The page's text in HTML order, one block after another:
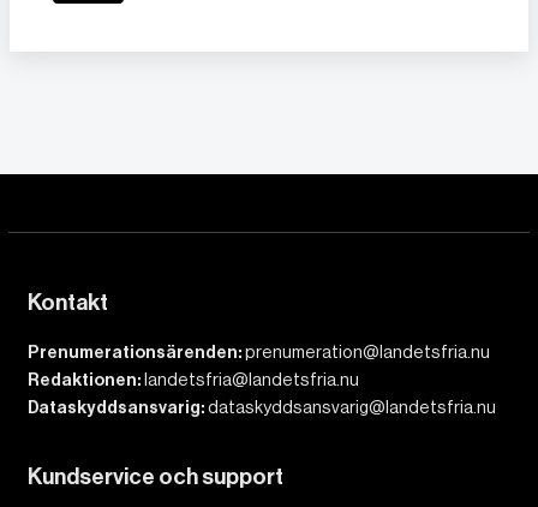
Kontakt
Prenumerationsärenden:prenumeration@landetsfria.nu
Redaktionen:landetsfria@landetsfria.nu
Dataskyddsansvarig:dataskyddsansvarig@landetsfria.nu
Kundservice och support